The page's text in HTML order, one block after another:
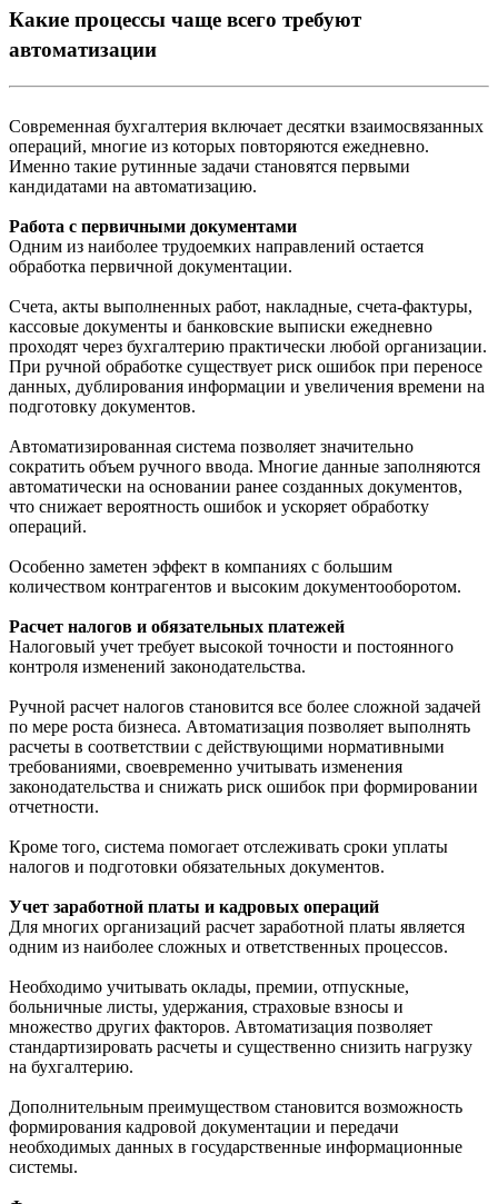
Какие процессы чаще всего требуют
автоматизации
Современная бухгалтерия включает десятки взаимосвязанных
операций, многие из которых повторяются ежедневно.
Именно такие рутинные задачи становятся первыми
кандидатами на автоматизацию.
Работа с первичными документами
Одним из наиболее трудоемких направлений остается
обработка первичной документации.
Счета, акты выполненных работ, накладные, счета-фактуры,
кассовые документы и банковские выписки ежедневно
проходят через бухгалтерию практически любой организации.
При ручной обработке существует риск ошибок при переносе
данных, дублирования информации и увеличения времени на
подготовку документов.
Автоматизированная система позволяет значительно
сократить объем ручного ввода. Многие данные заполняются
автоматически на основании ранее созданных документов,
что снижает вероятность ошибок и ускоряет обработку
операций.
Особенно заметен эффект в компаниях с большим
количеством контрагентов и высоким документооборотом.
Расчет налогов и обязательных платежей
Налоговый учет требует высокой точности и постоянного
контроля изменений законодательства.
Ручной расчет налогов становится все более сложной задачей
по мере роста бизнеса. Автоматизация позволяет выполнять
расчеты в соответствии с действующими нормативными
требованиями, своевременно учитывать изменения
законодательства и снижать риск ошибок при формировании
отчетности.
Кроме того, система помогает отслеживать сроки уплаты
налогов и подготовки обязательных документов.
Учет заработной платы и кадровых операций
Для многих организаций расчет заработной платы является
одним из наиболее сложных и ответственных процессов.
Необходимо учитывать оклады, премии, отпускные,
больничные листы, удержания, страховые взносы и
множество других факторов. Автоматизация позволяет
стандартизировать расчеты и существенно снизить нагрузку
на бухгалтерию.
Дополнительным преимуществом становится возможность
формирования кадровой документации и передачи
необходимых данных в государственные информационные
системы.